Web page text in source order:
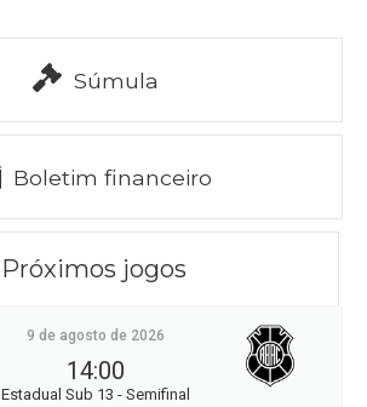
Súmula
Boletim financeiro
Próximos jogos
9 de agosto de 2026
14:00
Estadual Sub 13 - Semifinal